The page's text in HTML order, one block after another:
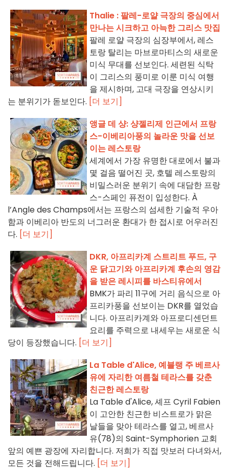
Thalie : 팔레-로얄 극장의 중심에서
만나는 시크하고 아늑한 그리스 맛집
팔레 로얄 극장의 심장부에서, 레스
토랑 탈리는 마브로마티스의 새로운
미식 무대를 선보인다. 세련된 식탁
이 그리스의 풍미로 이룬 미식 여행
을 제시하며, 고대 극장을 연상시키
는 분위기가 돋보인다. [더 보기]
앵글 데 샹: 샹젤리제 인근에서 프랑
스-이베리아풍의 놀라운 맛을 선보
이는 레스토랑
세계에서 가장 유명한 대로에서 불과
몇 걸음 떨어진 곳, 호텔 레스토랑의
비밀스러운 분위기 속에 대담한 프랑
스-스페인 퓨전이 입성한다. À
l’Angle des Champs에서는 프랑스의 섬세한 기술적 우아
함과 이베리아 반도의 너그러운 환대가 한 접시로 어우러진
다. [더 보기]
DKR, 아프리카계 스트리트 푸드, 구
운 닭고기와 아프리카계 후손의 영감
을 받은 레시피를 바스티유에서
BMK가 파리 11구에 거리 음식으로 아
프리카풍을 선보이는 DKR를 열었습
니다. 아프리카계와 아프로디센던트
요리를 주력으로 내세우는 새로운 식
당이 등장했습니다. [더 보기]
La Table d'Alice, 예블랭 주 베르사
유에 자리한 여름철 테라스를 갖춘
친근한 레스토랑
La Table d'Alice, 셰프 Cyril Fabien
이 고안한 친근한 비스트로가 맑은
날들을 맞아 테라스를 열고, 베르사
유(78)의 Saint-Symphorien 교회
앞의 예쁜 광장에 자리합니다. 저희가 직접 맛보러 다녀와서,
모든 것을 전해드립니다. [더 보기]